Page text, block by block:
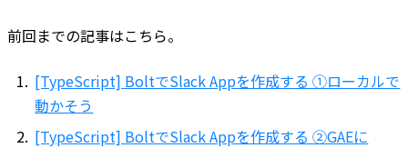
前回までの記事はこちら。
[TypeScript] BoltでSlack Appを作成する ①ローカルで
動かそう
[TypeScript] BoltでSlack Appを作成する ②GAEに